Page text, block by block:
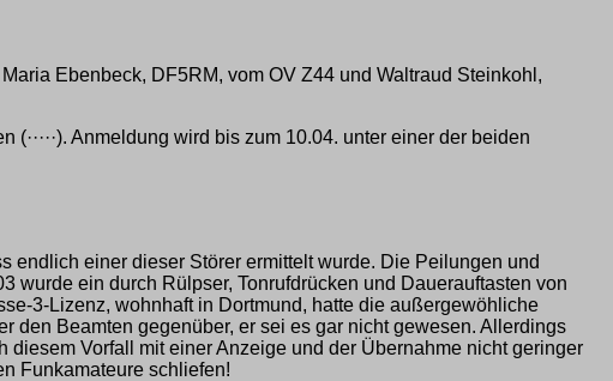
Ebenbeck, DF5RM, vom OV Z44 und Waltraud Steinkohl,
Anmeldung wird bis zum 10.04. unter einer der beiden
endlich einer dieser Störer ermittelt wurde. Die Peilungen und
wurde ein durch Rülpser, Tonrufdrücken und Dauerauftasten von
3-Lizenz, wohnhaft in Dortmund, hatte die außergewöhliche
den Beamten gegenüber, er sei es gar nicht gewesen. Allerdings
Vorfall mit einer Anzeige und der Übernahme nicht geringer
Funkamateure schliefen!